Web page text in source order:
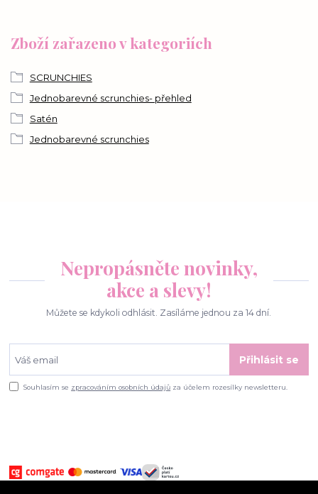
Zboží zařazeno v kategoriích
SCRUNCHIES
Jednobarevné scrunchies- přehled
Satén
Jednobarevné scrunchies
Nepropásněte novinky,
akce a slevy!
Můžete se kdykoli odhlásit. Zasíláme jednou za 14 dní.
Přihlásit se
Souhlasím se zpracováním osobních údajů za účelem rozesílky newsletteru.